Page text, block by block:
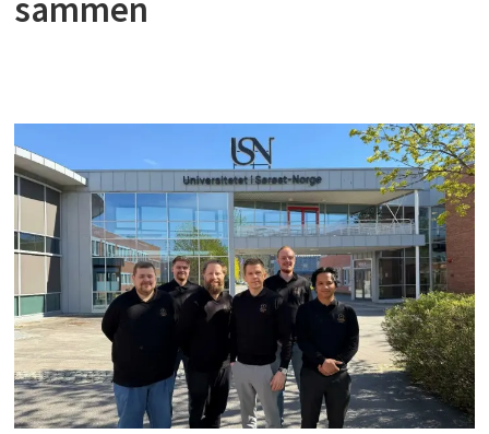
sammen